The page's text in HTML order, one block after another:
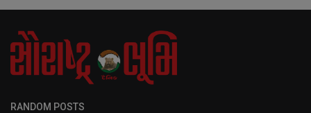
RANDOM POSTS